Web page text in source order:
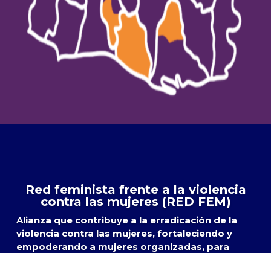
Red feminista frente a la violencia
contra las mujeres (RED FEM)
Alianza que contribuye a la erradicación de la
violencia contra las mujeres, fortaleciendo y
empoderando a mujeres organizadas, para